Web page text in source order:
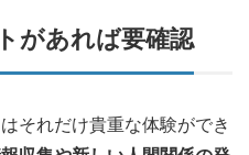
があれば要確認
それだけ貴重な体験ができ